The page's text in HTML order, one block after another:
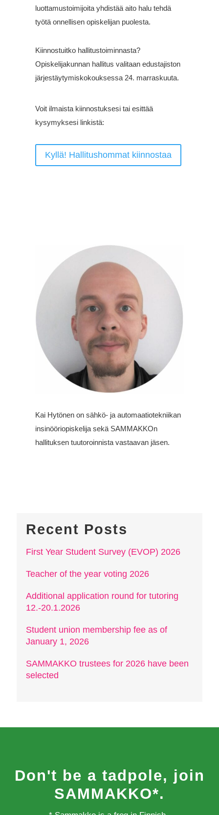
luottamustoimijoita yhdistää aito halu tehdä
työtä onnellisen opiskelijan puolesta.
Kiinnostuitko hallitustoiminnasta?
Opiskelijakunnan hallitus valitaan edustajiston
järjestäytymiskokouksessa 24. marraskuuta.
Voit ilmaista kiinnostuksesi tai esittää
kysymyksesi linkistä:
Kyllä! Hallitushommat kiinnostaa
Kai Hytönen on sähkö- ja automaatiotekniikan
insinööriopiskelija sekä SAMMAKKOn
hallituksen tuutoroinnista vastaavan jäsen.
Recent Posts
First Year Student Survey (EVOP) 2026
Teacher of the year voting 2026
Additional application round for tutoring
12.-20.1.2026
Student union membership fee as of
January 1, 2026
SAMMAKKO trustees for 2026 have been
selected
Don't be a tadpole, join
SAMMAKKO*.